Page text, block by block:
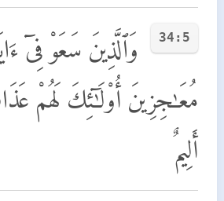
34:5
وَٱلَّذِينَ سَعَوْ فِىٓ
مُعَـٰجِزِينَ أُو۟لَـٰٓئِكَ لَهُمْ
أَلِيمٌ